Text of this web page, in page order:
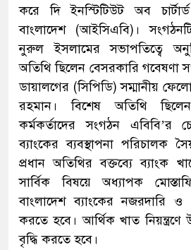
করে দি ইনস্টিটিউট অব
বাংলাদেশ (আইসিএবি)।
নুরুল ইসলামের সভাপতিত্বে
অতিথি ছিলেন বেসরকারি গবেষণা
ডায়ালগের (সিপিডি) সম্মানীয়
রহমান। বিশেষ অতিথি
কর্মকর্তাদের সংগঠন এবিবি’র
ব্যাংকের ব্যবস্থাপনা পরিচালক
প্রধান অতিথির বক্তব্যে ব্যাংক
সার্বিক বিষয়ে অধ্যাপক
বাংলাদেশ ব্যাংকের নজরদারি
করতে হবে। আর্থিক খাত
বৃদ্ধি করতে হবে।